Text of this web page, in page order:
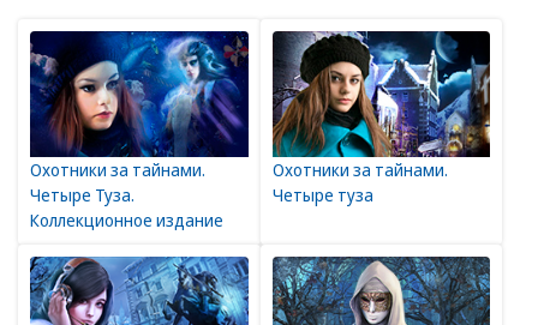
Охотники за тайнами.
Четыре Туза.
Коллекционное издание
Охотники за тайнами.
Четыре туза